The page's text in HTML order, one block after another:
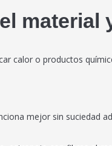
material
calor o productos
mejor sin suciedad